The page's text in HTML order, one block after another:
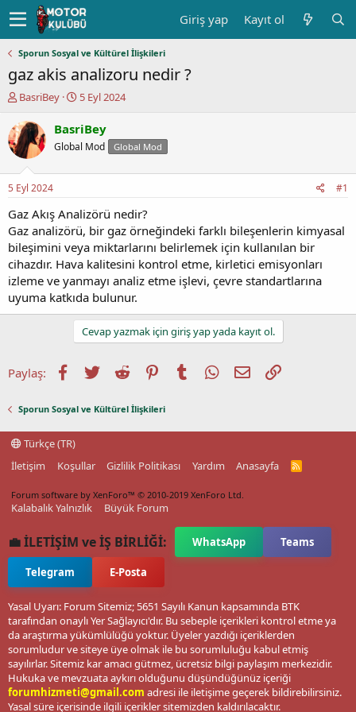
Giriş yap Kayıt ol
Sporun Sosyal ve Kültürel İlişkileri
gaz akis analizoru nedir ?
K
n
u
y
b
a
ş
a
t
a
n
BasriBey
B
ş
a
ç
t
a
r
i
h
i
5 Eyl 2024
BasriBey
Global Mod Global Mod
5 Eyl 2024 #1
Gaz Akış Analizörü nedir?
Gaz analizörü, bir gaz örneğindeki farklı bileşenlerin kimyasal
bileşimini veya miktarlarını belirlemek için kullanılan bir
cihazdır. Hava kalitesini kontrol etme, kirletici emisyonları
izleme ve yanmayı analiz etme işlevi, çevre standartlarına
uyuma katkıda bulunur.
Cevap yazmak için giriş yap yada kayıt ol.
Paylaş: Facebook
TwitterReddit PinterestTumblrWhatsApp
E-postaLink
Sporun Sosyal ve Kültürel İlişkileri
Türkçe (TR)
İletişim
Koşullar Gizlilik Politikası Yardım Anasayfa
R
Forum software by XenForo™ © 2010-2019 XenForo Ltd.
Kalabalık Yalnızlık Büyük Forum
💼 İLETİŞİM ve İŞ BİRLİĞİ: WhatsApp Teams
Telegram E-Posta
Yasal Uyarı: Forum Sitemiz; 5651 Sayılı Kanun kapsamında BTK
tarafından onaylı Yer Sağlayıcı'dır. Bu sebeple içerikleri kontrol etme ya
da araştırma yükümlülüğü yoktur. Üyeler yazdığı içeriklerden
sorumludur ve siteye üye olmak ile bu sorumluluğu kabul etmiş
sayılırlar. Sitemiz kar amacı gütmez, ücretsiz bilgi paylaşım merkezidir.
Hukuka ve mevzuata aykırı olduğunu düşündüğünüz içeriği
forumhizmeti@gmail.com adresi ile iletişime geçerek bildirebilirsiniz.
Yasal süre içerisinde ilgili içerikler sitemizden kaldırılacaktır.